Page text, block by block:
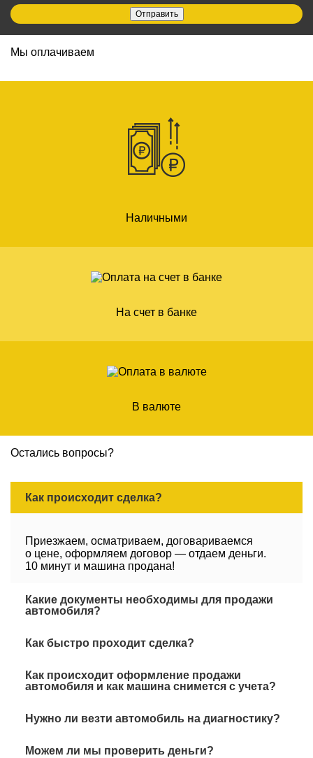
Мы оплачиваем
Наличными
На счет в банке
В валюте
Остались вопросы?
Как происходит сделка?
Приезжаем, осматриваем, договариваемся
о цене, оформляем договор — отдаем деньги.
10 минут и машина продана!
Какие документы необходимы для продажи
автомобиля?
Как быстро проходит сделка?
Как происходит оформление продажи
автомобиля и как машина снимется с учета?
Нужно ли везти автомобиль на диагностику?
Можем ли мы проверить деньги?